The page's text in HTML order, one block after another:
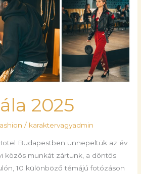
2025
/ karaktervagyadmin
Budapestben ünnepeltük az év
közös munkát zártunk, a döntős
10 különböző témájú fotózáson